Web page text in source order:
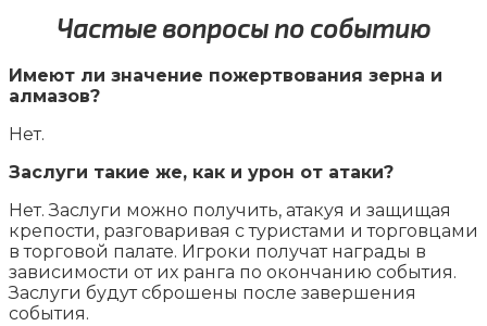
Частые вопросы по событию
Имеют ли значение пожертвования зерна и
алмазов?
Нет.
Заслуги такие же, как и урон от атаки?
Нет. Заслуги можно получить, атакуя и защищая
крепости, разговаривая с туристами и торговцами
в торговой палате. Игроки получат награды в
зависимости от их ранга по окончанию события.
Заслуги будут сброшены после завершения
события.